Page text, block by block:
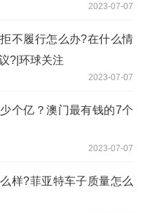
日马来西亚棕榈油单产增
油率减少0.27%，产量增
2023-07-07
不履行怎么办?在什么情
?|环球关注
2023-07-07
个亿？澳门最有钱的7个
2023-07-07
样?菲亚特车子质量怎么